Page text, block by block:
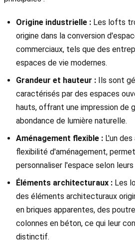
Origine industrielle : Les lofts
origine dans la conversion
commerciaux, tels que des
espaces de vie modernes.
Grandeur et hauteur : Ils sont
caractérisés par des espaces
hauts, offrant une impression de
abondance de lumière naturelle.
Aménagement flexible : L'un
flexibilité d'aménagement,
personnaliser l'espace selon leurs
Éléments architecturaux : Les
des éléments architecturaux
en briques apparentes, des
colonnes en béton, ce qui leur
distinctif.